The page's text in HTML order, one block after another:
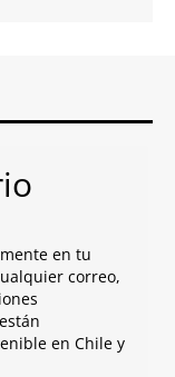
en tu
correo,
en Chile y